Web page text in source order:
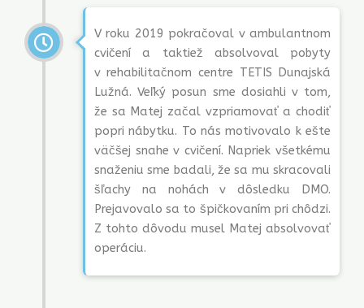
V roku 2019 pokračoval v ambulantnom
cvičení a taktiež absolvoval pobyty
v rehabilitačnom centre TETIS Dunajská
Lužná. Veľký posun sme dosiahli v tom,
že sa Matej začal vzpriamovať a chodiť
popri nábytku. To nás motivovalo k ešte
väčšej snahe v cvičení. Napriek všetkému
snaženiu sme badali, že sa mu skracovali
šľachy na nohách v dôsledku DMO.
Prejavovalo sa to špičkovaním pri chôdzi.
Z tohto dôvodu musel Matej absolvovať
operáciu.